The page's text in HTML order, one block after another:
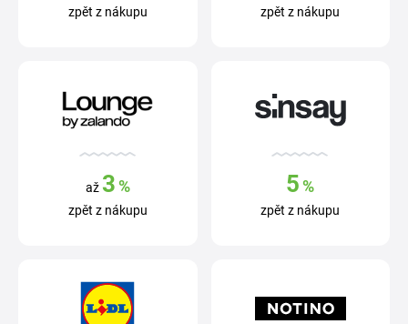
zpět z nákupu zpět z nákupu
až 3%
zpět z nákupu
5 %
zpět z nákupu